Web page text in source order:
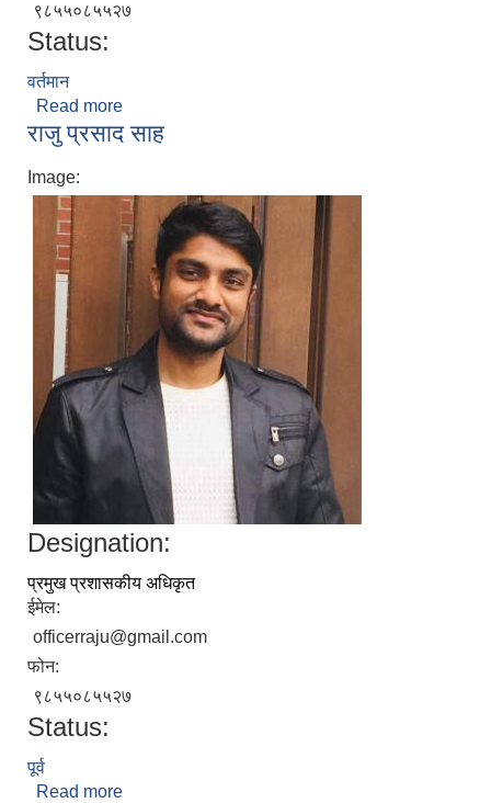
९८५५०८५५२७
Status:
वर्तमान
Read more
राजु प्रसाद साह
Image:
Designation:
प्रमुख प्रशासकीय अधिकृत
ईमेल:
officerraju@gmail.com
फोन:
९८५५०८५५२७
Status:
पूर्व
Read more